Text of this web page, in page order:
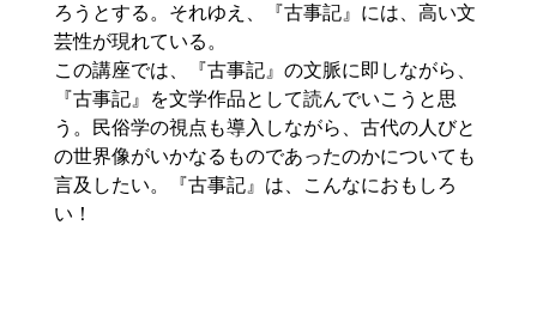
ろうとする。それゆえ、『古事記』には、高い文
芸性が現れている。
この講座では、『古事記』の文脈に即しながら、
『古事記』を文学作品として読んでいこうと思
う。民俗学の視点も導入しながら、古代の人びと
の世界像がいかなるものであったのかについても
言及したい。『古事記』は、こんなにおもしろ
い！